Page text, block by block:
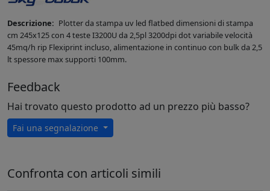
Descrizione: Plotter da stampa uv led flatbed dimensioni di stampa
cm 245x125 con 4 teste I3200U da 2,5pl 3200dpi dot variabile velocità
45mq/h rip Flexiprint incluso, alimentazione in continuo con bulk da 2,5
lt spessore max supporti 100mm.
Feedback
Hai trovato questo prodotto ad un prezzo più basso?
Fai una segnalazione
Confronta con articoli simili